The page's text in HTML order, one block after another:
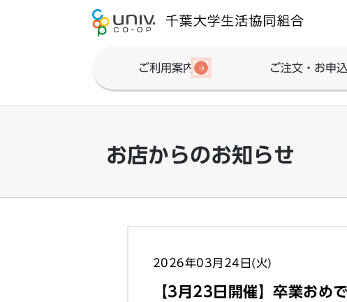
ご利用案内 ご注文・お申込
お店からのお知らせ
2026年03月24日(火)
【3月23日開催】卒業おめ